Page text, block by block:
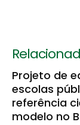
Projeto de
escolas
referência
modelo no